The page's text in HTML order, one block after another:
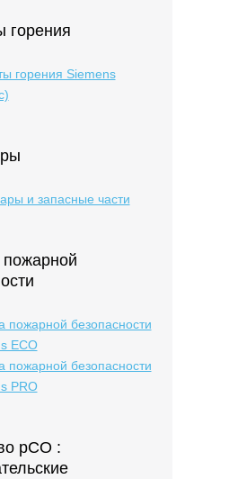
горения
горения Siemens
и запасные части
пожарной безопасности
ECO
пожарной безопасности
PRO
pCO :